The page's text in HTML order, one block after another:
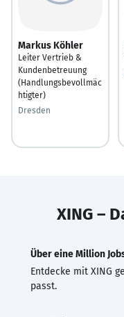
Markus Köhler
Leiter Vertrieb &
Kundenbetreuung
(Handlungsbevollmäc
htigter)
Dresden
XING –
Über eine Million
Entdecke mit XING
passt.